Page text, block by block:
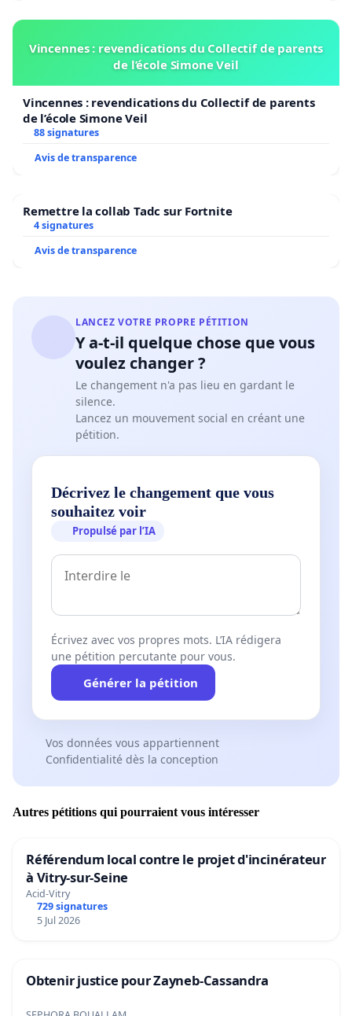
Vincennes : revendications du Collectif de parents
de l’école Simone Veil
Vincennes : revendications du Collectif de parents
de l’école Simone Veil
88 signatures
Avis de transparence
Remettre la collab Tadc sur Fortnite
4 signatures
Avis de transparence
LANCEZ VOTRE PROPRE PÉTITION
Y a-t-il quelque chose que vous
voulez changer ?
Le changement n'a pas lieu en gardant le
silence.
Lancez un mouvement social en créant une
pétition.
Décrivez le changement que vous
souhaitez voir
Propulsé par l’IA
Écrivez avec vos propres mots. L’IA rédigera
une pétition percutante pour vous.
Générer la pétition
Vos données vous appartiennent
Confidentialité dès la conception
Autres pétitions qui pourraient vous intéresser
Référendum local contre le projet d'incinérateur
à Vitry-sur-Seine
Acid-Vitry
729 signatures
5 Jul 2026
Obtenir justice pour Zayneb-Cassandra